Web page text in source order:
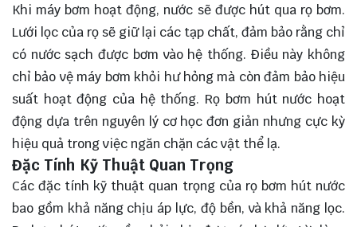
Khi máy bơm hoạt động, nước sẽ được hút qua rọ bơm.
Lưới lọc của rọ sẽ giữ lại các tạp chất, đảm bảo rằng chỉ
có nước sạch được bơm vào hệ thống. Điều này không
chỉ bảo vệ máy bơm khỏi hư hỏng mà còn đảm bảo hiệu
suất hoạt động của hệ thống. Rọ bơm hút nước hoạt
động dựa trên nguyên lý cơ học đơn giản nhưng cực kỳ
hiệu quả trong việc ngăn chặn các vật thể lạ.
Đặc Tính Kỹ Thuật Quan Trọng
Các đặc tính kỹ thuật quan trọng của rọ bơm hút nước
bao gồm khả năng chịu áp lực, độ bền, và khả năng lọc.